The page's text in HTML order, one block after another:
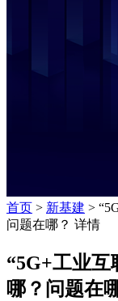
首页 > 新基建 >
问题在哪？ 详情
“5G+工业
哪？问题在